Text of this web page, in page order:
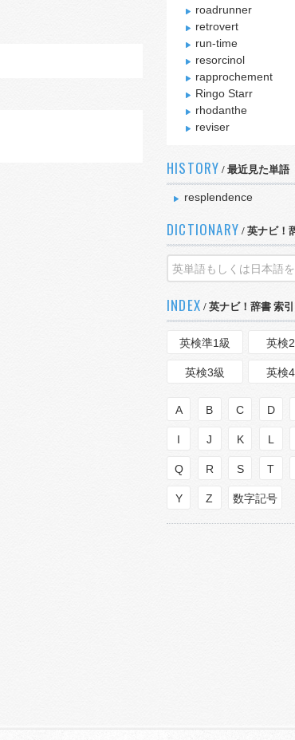
roadrunner
retrovert
run-time
resorcinol
rapprochement
Ringo Starr
rhodanthe
reviser
HISTORY / 最近見た単語
resplendence
DICTIONARY / 英ナビ！
INDEX / 英ナビ！辞書 索引
英検準1級 英検
英検3級 英検
A B C D
I J K L
Q R S T
Y Z 数字記号